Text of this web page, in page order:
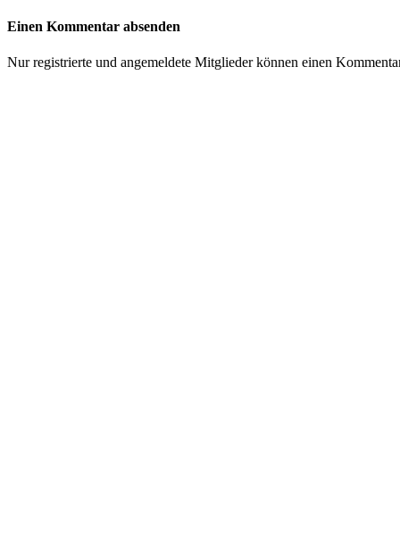
Einen Kommentar absenden
Nur registrierte und angemeldete Mitglieder können einen